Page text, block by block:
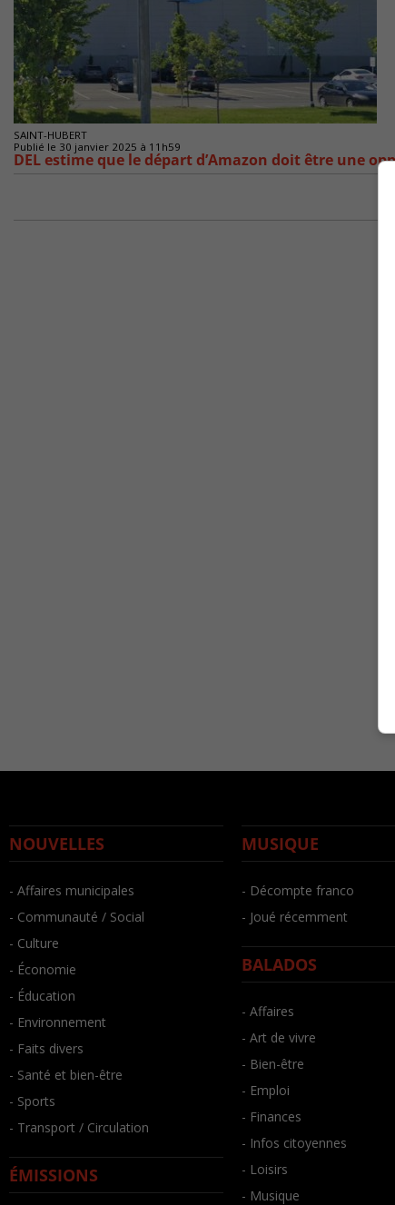
SAINT-HUBERT
Publié le 30 janvier 2025 à 11h59
DEL estime que le départ d’Amazon doit être une
NOUVELLES
- Affaires municipales
- Communauté / Social
- Culture
- Économie
- Éducation
- Environnement
- Faits divers
- Santé et bien-être
- Sports
- Transport / Circulation
ÉMISSIONS
MUSIQUE
- Décompte franco
- Joué récemment
BALADOS
- Affaires
- Art de vivre
- Bien-être
- Emploi
- Finances
- Infos citoyennes
- Loisirs
- Musique